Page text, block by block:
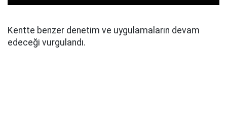
Kentte benzer denetim ve uygulamaların devam
edeceği vurgulandı.